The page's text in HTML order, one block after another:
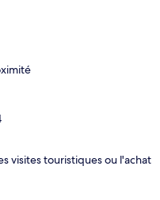
visites touristiques ou l'achat